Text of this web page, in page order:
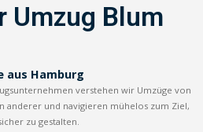
Umzug Blum
aus Hamburg
verstehen wir Umzüge von
anderer und navigieren mühelos zum Ziel,
zu gestalten.